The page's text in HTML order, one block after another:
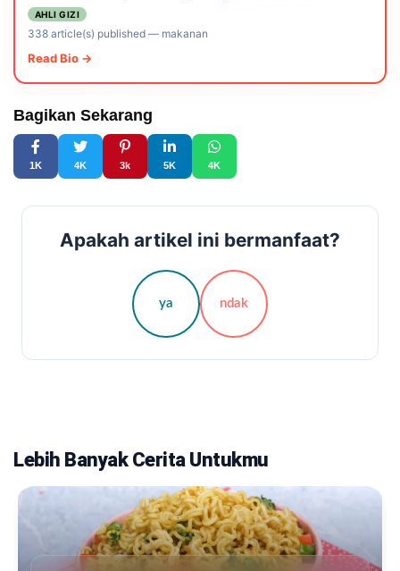
AHLI GIZI
338 article(s) published— makanan
Read Bio →
Bagikan Sekarang
1K 4K 3k 5K 4K
Apakah artikel ini bermanfaat?
ya ndak
Lebih Banyak Cerita Untukmu